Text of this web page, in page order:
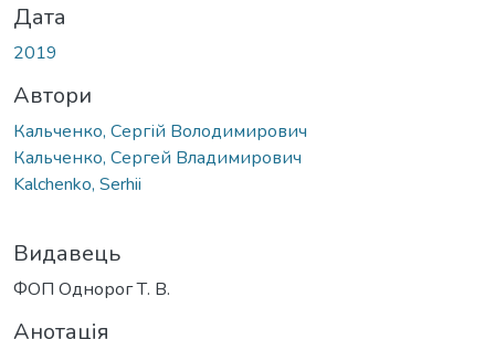
Дата
2019
Автори
Кальченко, Сергій Володимирович
Кальченко, Сергей Владимирович
Kalchenko, Serhii
Видавець
ФОП Однорог Т. В.
Анотація